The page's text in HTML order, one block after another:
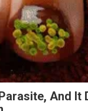
And It